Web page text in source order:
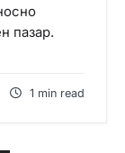
пазар.
1 min read